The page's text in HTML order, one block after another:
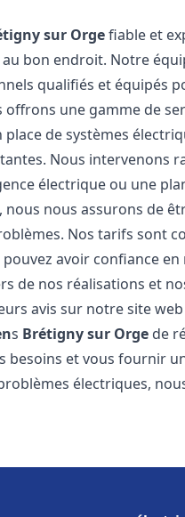
sur Orgefiable et
bon endroit. Notre
qualifiés et équipés
une gamme de
de systèmes
Nous intervenons
électrique ou une
nous assurons de
Nos tarifs sont
avoir confiance
de nos réalisations et
avis sur notre site
s Brétigny sur Orge de
et vous fournir
électriques,